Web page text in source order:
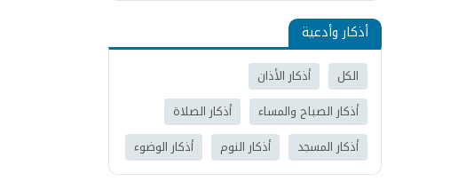
أذكار وأدعية
الكل
أذكار الأذان
أذكار الصباح والمساء
أذكار الصلاة
أذكار المسجد
أذكار النوم أذكار الوضوء